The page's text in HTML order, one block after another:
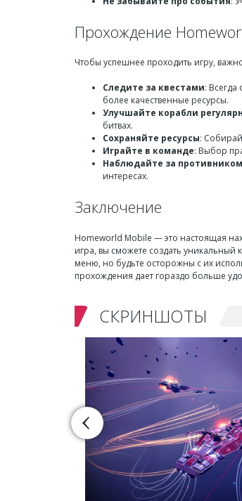
Прохождение
Чтобы успешнее проходить игру,
Следите за квестами:
более качественные ресурсы.
Улучшайте корабли
битвах.
Сохраняйте ресурсы:
Играйте в команде: Выбор
Наблюдайте за противником
интересах.
Заключение
Homeworld Mobile — это настоящая
игра, вы сможете создать
меню, но будьте осторожны с их
прохождения дает гораздо больше
СКРИНШОТЫ